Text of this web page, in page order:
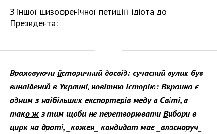
З іншої шизофренічної петиціїї ідіота до
Президента:
Враховуючийсторичний досвід: сучасний вулик був
винаідений в Украині, новітню історію: Вкраина є
одним з наібільших експортерів меду в Світі, а
тако ж з тим щоби не перетворюватиВибори в
цирк на дроті, _кожен_ кандидат має _власноруч_